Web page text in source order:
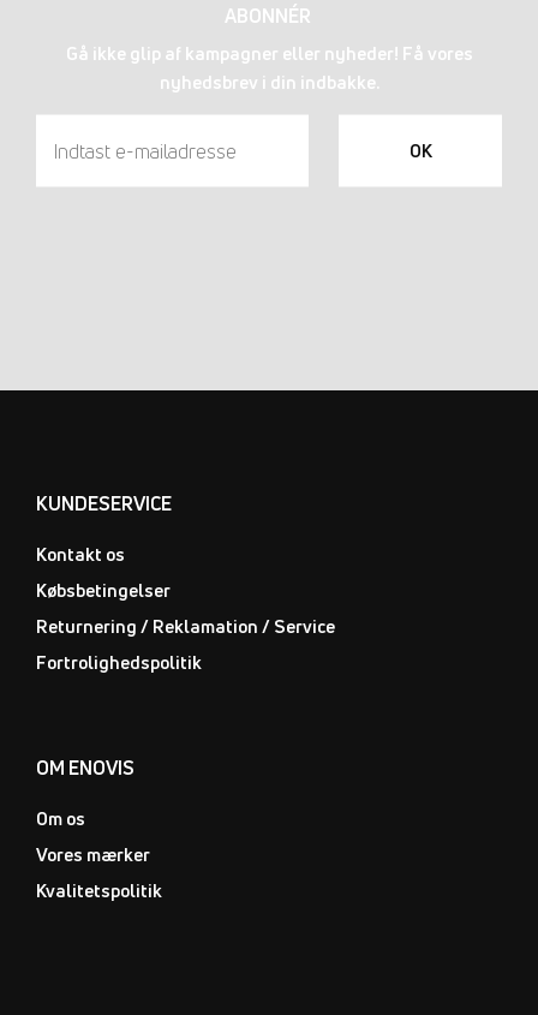
ABONNÉR
Gå ikke glip af kampagner eller nyheder! Få vores
nyhedsbrev i din indbakke.
OK
KUNDESERVICE
Kontakt os
Købsbetingelser
Returnering / Reklamation / Service
Fortrolighedspolitik
OM ENOVIS
Om os
Vores mærker
Kvalitetspolitik